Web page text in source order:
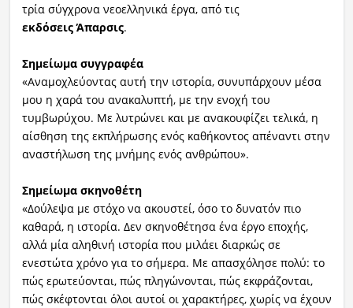
τρία σύγχρονα νεοελληνικά έργα, από τις
εκδόσεις Άπαρσις.
Σημείωμα συγγραφέα
«Αναμοχλεύοντας αυτή την ιστορία, συνυπάρχουν μέσα
μου η χαρά του ανακαλυπτή, με την ενοχή του
τυμβωρύχου. Με λυτρώνει και με ανακουφίζει τελικά, η
αίσθηση της εκπλήρωσης ενός καθήκοντος απέναντι στην
αναστήλωση της μνήμης ενός ανθρώπου».
Σημείωμα σκηνοθέτη
«Δούλεψα με στόχο να ακουστεί, όσο το δυνατόν πιο
καθαρά, η ιστορία. Δεν σκηνοθέτησα ένα έργο εποχής,
αλλά μία αληθινή ιστορία που μιλάει διαρκώς σε
ενεστώτα χρόνο για το σήμερα. Με απασχόλησε πολύ: το
πώς ερωτεύονται, πώς πληγώνονται, πώς εκφράζονται,
πώς σκέφτονται όλοι αυτοί οι χαρακτήρες, χωρίς να έχουν